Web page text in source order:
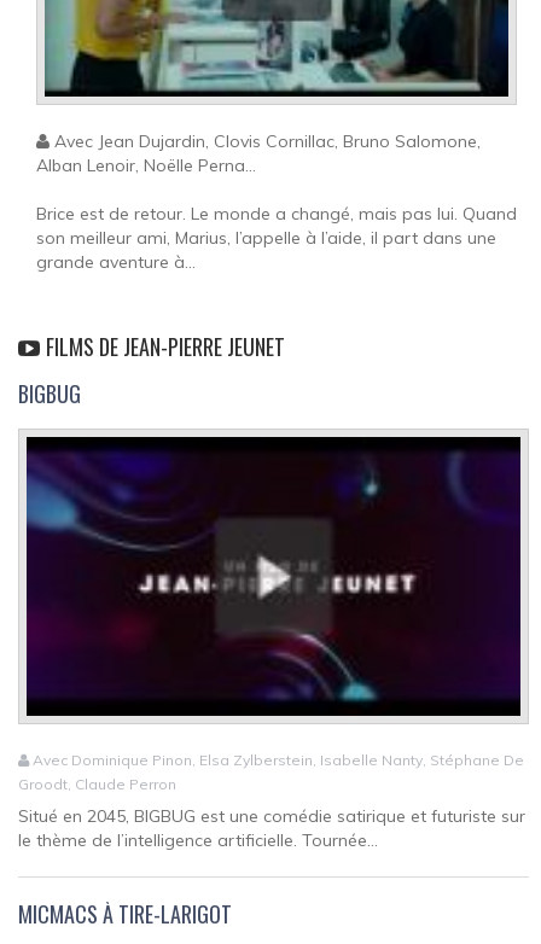
Avec Jean Dujardin, Clovis Cornillac, Bruno Salomone,
Alban Lenoir, Noëlle Perna...
Brice est de retour. Le monde a changé, mais pas lui. Quand
son meilleur ami, Marius, l’appelle à l’aide, il part dans une
grande aventure à...
FILMS DE JEAN-PIERRE JEUNET
BIGBUG
Avec Dominique Pinon, Elsa Zylberstein, Isabelle Nanty, Stéphane De
Groodt, Claude Perron
Situé en 2045, BIGBUG est une comédie satirique et futuriste sur
le thème de l’intelligence artificielle. Tournée...
MICMACS À TIRE-LARIGOT